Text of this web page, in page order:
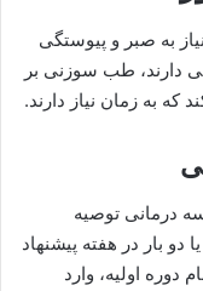
به صبر و پیوستگی
دارند، طب سوزنی بر
به زمان نیاز دارند.
مشاهده نتایج اولیه، ۵ تا ۱۰ جلسه درمانی توصیه
۱۰ جلسه را یک یا دو بار در هفته پیشنهاد
دوره اولیه، وارد